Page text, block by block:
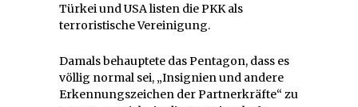
Türkei und USA listen die PKK als
terroristische Vereinigung.
Damals behauptete das Pentagon, dass es
völlig normal sei, „Insignien und andere
Erkennungszeichen der Partnerkräfte“ zu